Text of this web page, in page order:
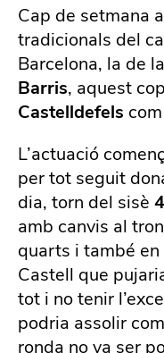
Cap de setmana
tradicionals del
Barcelona, la de la
Barris, aquest
Castelldefels
L’actuació
per tot seguit
dia, torn del sisè
amb canvis al
quarts i també en
Castell que
tot i no tenir
podria assolir
ronda no va ser